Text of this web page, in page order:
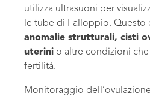
utilizza ultrasuoni per
le tube di Falloppio. Questo
anomalie strutturali, cisti
uterini o altre condizioni
fertilità.
Monitoraggio